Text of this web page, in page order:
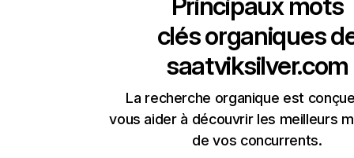
clés organiques
saatviksilver.com
La recherche organique est
vous aider à découvrir les meilleurs
de vos concurrents.